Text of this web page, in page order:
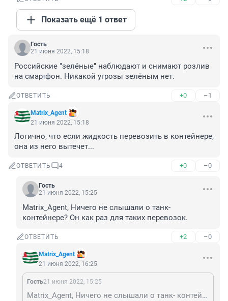
Показать ещё 1 ответ
Гость
21 июня 2022, 15:18
Российские "зелёные" наблюдают и снимают розлив
на смартфон. Никакой угрозы зелёным нет.
ОТВЕТИТЬ +0 –1
Matrix_Agеnt
21 июня 2022, 15:18
Логично, что если жидкость перевозить в контейнере,
она из него вытечет...
ОТВЕТИТЬ 4 +0 –0
Гость
21 июня 2022, 15:25
Matrix_Agеnt, Ничего не слышали о танк-
контейнере? Он как раз для таких перевозок.
ОТВЕТИТЬ +2 –0
Matrix_Agеnt
21 июня 2022, 16:25
Гость21 июня 2022, 15:25
Matrix_Agеnt, Ничего не слышали о танк- контейнере? Он как раз для таких перевозок.